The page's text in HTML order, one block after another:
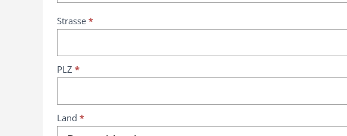
Strasse *
PLZ *
Land *